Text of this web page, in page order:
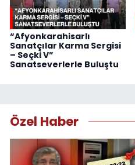
“Afyonkarahisarlı
Sanatçılar Karma Sergisi
– Seçki V”
Sanatseverlerle Buluştu
Özel Haber